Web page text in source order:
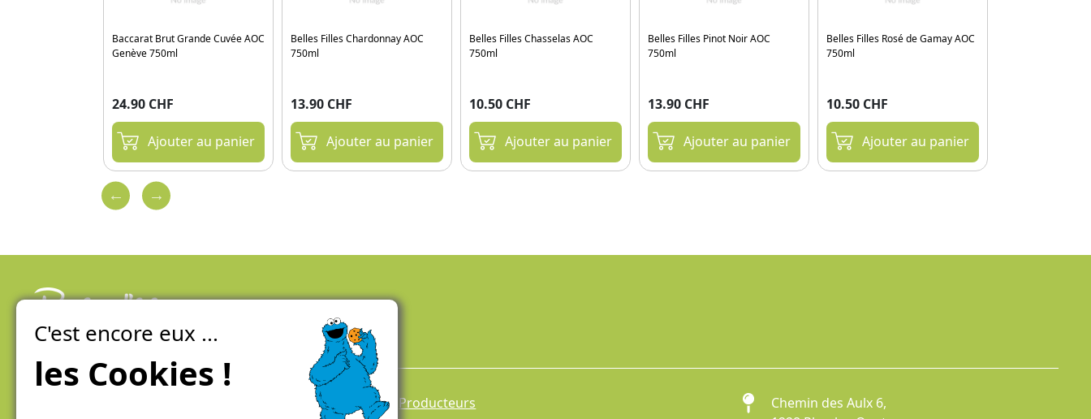
Baccarat Brut Grande Cuvée AOC
Genève 750ml
24.90 CHF
Ajouter au panier
Belles Filles Chardonnay AOC
750ml
13.90 CHF
Ajouter au panier
Belles Filles Chasselas AOC
750ml
10.50 CHF
Ajouter au panier
Belles Filles Pinot Noir AOC
750ml
13.90 CHF
Ajouter au panier
Belles Filles Rosé de Gamay AOC
750ml
10.50 CHF
Ajouter au panier
La ferme de Genève
Conditions générales de vente / Mentions légales
Producteurs
Chemin des Aulx 6,
C'est encore eux ...
les Cookies !